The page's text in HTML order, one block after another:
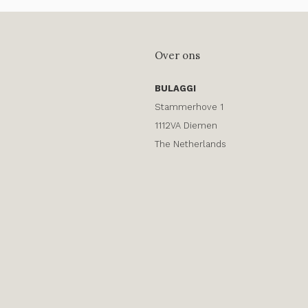
Over ons
BULAGGI
Stammerhove 1
1112VA Diemen
The Netherlands